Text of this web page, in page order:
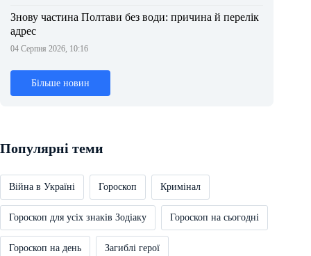
Знову частина Полтави без води: причина й перелік
адрес
04 Серпня 2026, 10:16
Більше новин
Популярні теми
Війна в Україні Гороскоп Кримінал
Гороскоп для усіх знаків Зодіаку Гороскоп на сьогодні
Гороскоп на день Загиблі герої